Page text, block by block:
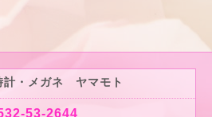
計・メガネ ヤマモト
53-2644